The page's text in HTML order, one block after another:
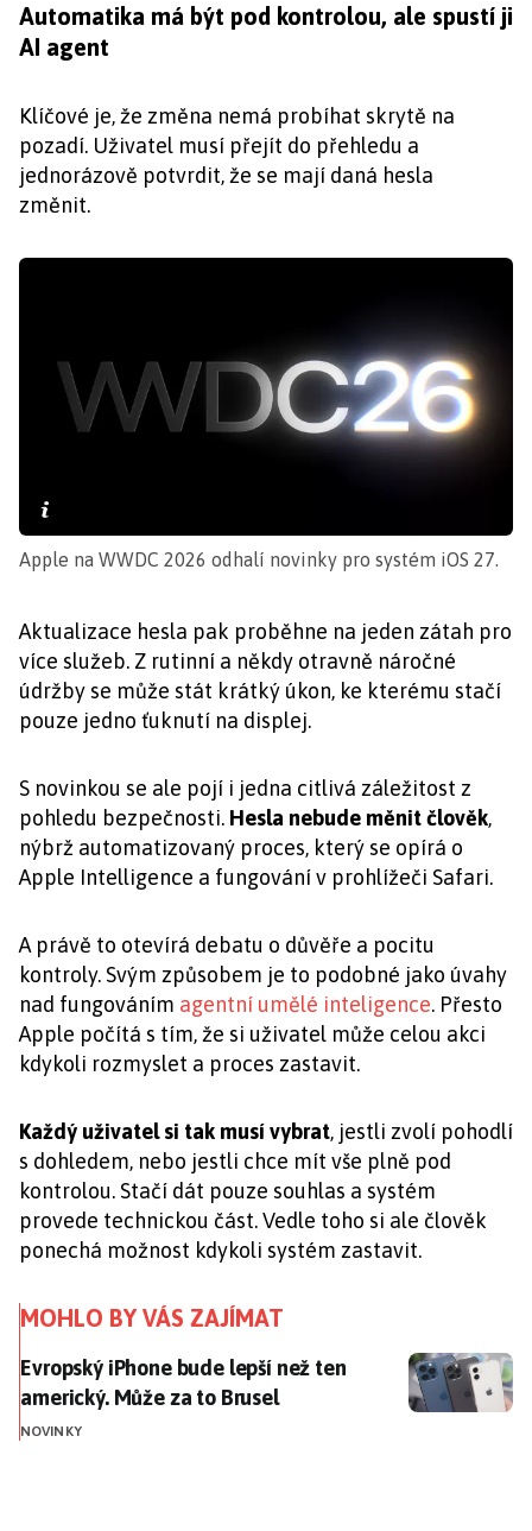
Automatika má být pod kontrolou, ale spustí ji
AI agent
Klíčové je, že změna nemá probíhat skrytě na
pozadí. Uživatel musí přejít do přehledu a
jednorázově potvrdit, že se mají daná hesla
změnit.
Apple na WWDC 2026 odhalí novinky pro systém iOS 27.
Aktualizace hesla pak proběhne na jeden zátah pro
více služeb. Z rutinní a někdy otravně náročné
údržby se může stát krátký úkon, ke kterému stačí
pouze jedno ťuknutí na displej.
S novinkou se ale pojí i jedna citlivá záležitost z
pohledu bezpečnosti. Hesla nebude měnit člověk,
nýbrž automatizovaný proces, který se opírá o
Apple Intelligence a fungování v prohlížeči Safari.
A právě to otevírá debatu o důvěře a pocitu
kontroly. Svým způsobem je to podobné jako úvahy
nad fungováním agentní umělé inteligence. Přesto
Apple počítá s tím, že si uživatel může celou akci
kdykoli rozmyslet a proces zastavit.
Každý uživatel si tak musí vybrat, jestli zvolí pohodlí
s dohledem, nebo jestli chce mít vše plně pod
kontrolou. Stačí dát pouze souhlas a systém
provede technickou část. Vedle toho si ale člověk
ponechá možnost kdykoli systém zastavit.
MOHLO BY VÁS ZAJÍMAT
Evropský iPhone bude lepší než ten americký. Může
Evropský iPhone bude lepší než ten
americký. Může za to Brusel
NOVINKY